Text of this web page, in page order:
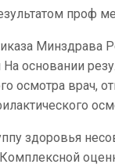
проф
Минздрава
основании
осмотра врач,
здоровья